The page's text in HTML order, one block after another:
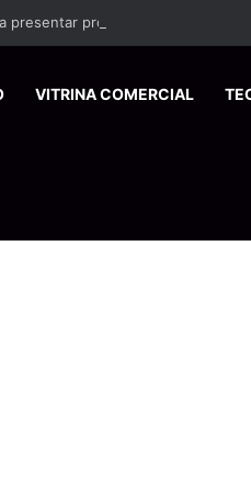
presentar propuestas
VITRINA COMERCIAL